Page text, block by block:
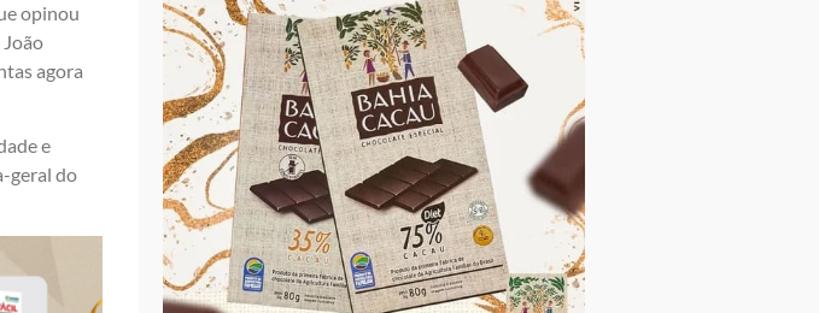
opinou
agora
e
geral do